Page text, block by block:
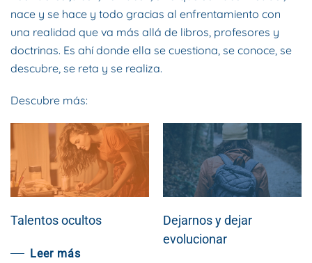
nace y se hace y todo gracias al enfrentamiento con
una realidad que va más allá de libros, profesores y
doctrinas. Es ahí donde ella se cuestiona, se conoce, se
descubre, se reta y se realiza.
Descubre más:
Talentos ocultos
Leer más
Dejarnos y dejar
evolucionar